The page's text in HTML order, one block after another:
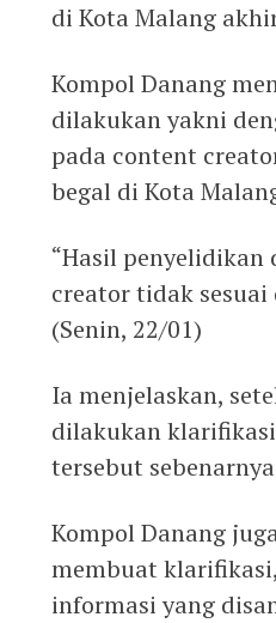
di Kota Malang
Kompol Danang
dilakukan yakni
pada content
begal di Kota
“Hasil
creator tidak sesuai
(Senin, 22/01)
Ia menjelaskan,
dilakukan
tersebut
Kompol Danang
membuat
informasi yang